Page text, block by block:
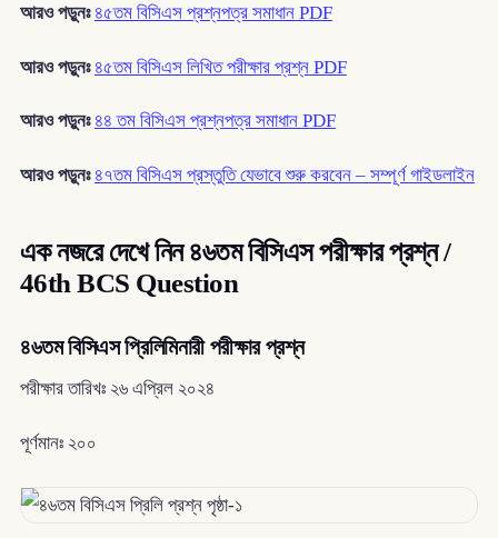
আরও পড়ুনঃ ৪৫তম বিসিএস প্রশ্নপত্র সমাধান PDF
আরও পড়ুনঃ ৪৫তম বিসিএস লিখিত পরীক্ষার প্রশ্ন PDF
আরও পড়ুনঃ ৪৪ তম বিসিএস প্রশ্নপত্র সমাধান PDF
আরও পড়ুনঃ ৪৭তম বিসিএস প্রস্তুতি যেভাবে শুরু করবেন – সম্পূর্ণ গাইডলাইন
এক নজরে দেখে নিন ৪৬তম বিসিএস পরীক্ষার প্রশ্ন /
46th BCS Question
৪৬তম বিসিএস প্রিলিমিনারী পরীক্ষার প্রশ্ন
পরীক্ষার তারিখঃ ২৬ এপ্রিল ২০২৪
পূর্ণমানঃ ২০০